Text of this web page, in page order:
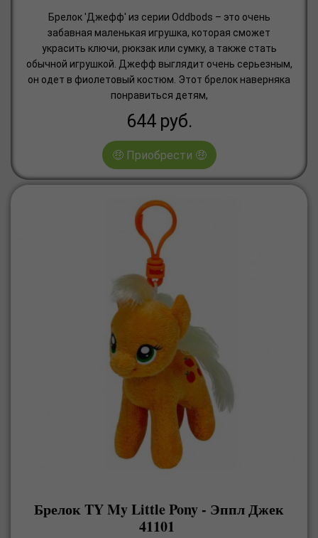
Брелок 'Джефф' из серии Oddbods – это очень
забавная маленькая игрушка, которая сможет
украсить ключи, рюкзак или сумку, а также стать
обычной игрушкой. Джефф выглядит очень серьезным,
он одет в фиолетовый костюм. Этот брелок наверняка
понравиться детям,
644 руб.
🤑 Приобрести 🤑
Брелок TY My Little Pony - Эппл Джек
41101